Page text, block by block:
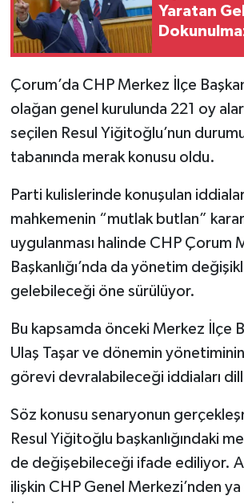
Yaratan
Çorum’da CHP Merkez İlçe
olağan genel kurulunda 221 oy
seçilen Resul Yiğitoğlu’nun
tabanında merak konusu oldu.
Parti kulislerinde konuşulan
mahkemenin “mutlak butlan”
uygulanması halinde CHP Çorum
Başkanlığı’nda da yönetim
gelebileceği öne sürülüyor.
Bu kapsamda önceki Merkez İlçe
Ulaş Taşar ve dönemin
görevi devralabileceği iddiaları
Söz konusu senaryonun
Resul Yiğitoğlu başkanlığındaki
de değişebileceği ifade ediliyor.
ilişkin CHP Genel Merkezi’nden